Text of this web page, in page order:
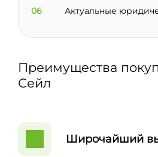
06 Актуальные
Преимущества
Сейл
Широчайший